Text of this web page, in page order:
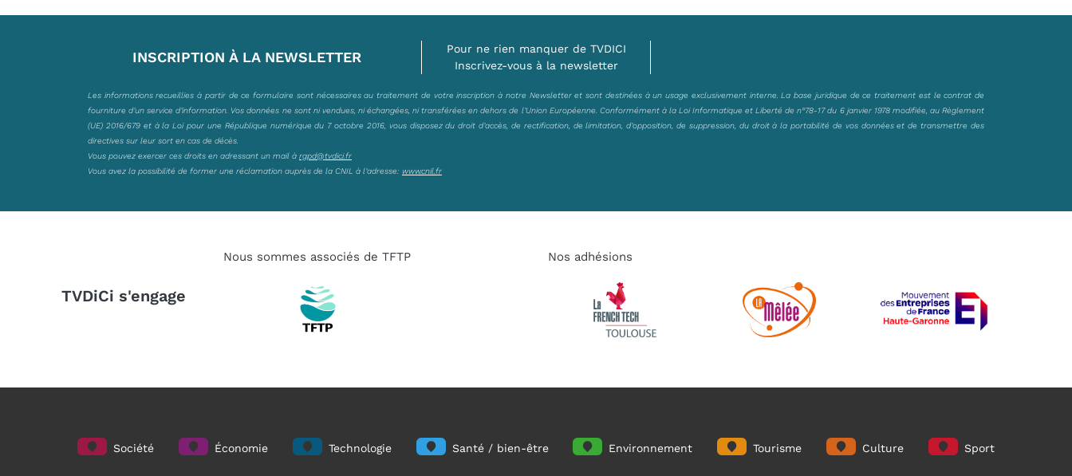
INSCRIPTION À LA NEWSLETTER
Pour ne rien manquer de TVDICI
Inscrivez-vous à la newsletter
Les informations recueillies à partir de ce formulaire sont nécessaires au traitement de votre inscription à notre Newsletter et sont destinées à un usage exclusivement interne. La base juridique de ce traitement est le contrat de
fourniture d’un service d’information. Vos données ne sont ni vendues, ni échangées, ni transférées en dehors de l’Union Européenne. Conformément à la Loi Informatique et Liberté de n°78-17 du 6 janvier 1978 modifiée, au Règlement
(UE) 2016/679 et à la Loi pour une République numérique du 7 octobre 2016, vous disposez du droit d’accès, de rectification, de limitation, d’opposition, de suppression, du droit à la portabilité de vos données et de transmettre des
directives sur leur sort en cas de décès.
Vous pouvez exercer ces droits en adressant un mail à rgpd@tvdici.fr
Vous avez la possibilité de former une réclamation auprès de la CNIL à l’adresse: www.cnil.fr
TVDiCi s'engage
Nous sommes associés de TFTP Nos adhésions
Société Économie Technologie Santé / bien-être Environnement Tourisme Culture Sport